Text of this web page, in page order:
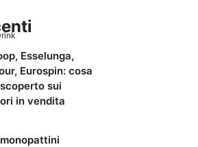
Esselunga,
Eurospin: cosa
sui
in vendita